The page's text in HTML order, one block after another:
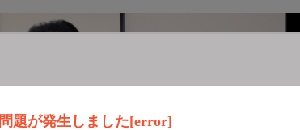
題が発生しました[error]